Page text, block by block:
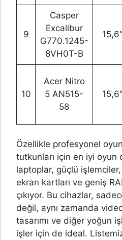
9
Casper
Excalibur
G770.1245-
8VH0T-B
15,6″
10
Acer Nitro
5 AN515-
58
15,6″
Özellikle profesyonel
tutkunları için en iyi oyun
laptoplar, güçlü
ekran kartları ve geniş
çıkıyor. Bu cihazlar,
değil, aynı zamanda
tasarımı ve diğer yoğun
işler için de ideal.